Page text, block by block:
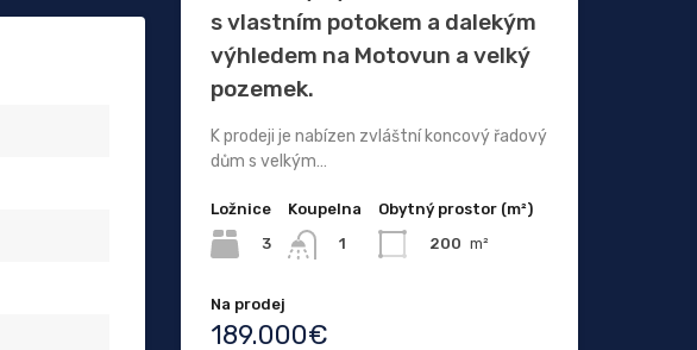
s vlastním potokem a dalekým
výhledem na Motovun a velký
pozemek.
K prodeji je nabízen zvláštní koncový řadový
dům s velkým…
Ložnice
3
Koupelna
1
Obytný prostor (m²)
200 m²
Na prodej
189.000€